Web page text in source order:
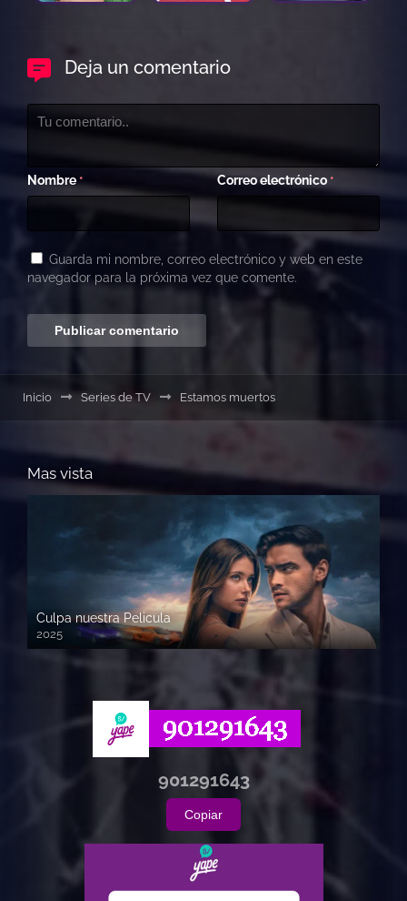
Deja un comentario
Nombre* Correo electrónico *
Guarda mi nombre, correo electrónico y web en este
navegador para la próxima vez que comente.
Inicio Series de TV Estamos muertos
Mas vista
Culpa nuestra Pelicula
2025
720p HD
901291643
Copiar